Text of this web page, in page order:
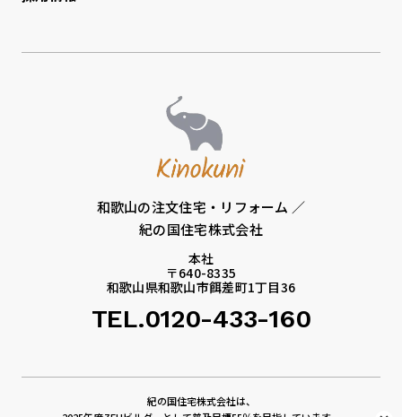
和歌山の注文住宅・リフォーム ／
紀の国住宅株式会社
本社
〒640-8335
和歌山県和歌山市餌差町1丁目36
TEL.0120-433-160
紀の国住宅株式会社は、